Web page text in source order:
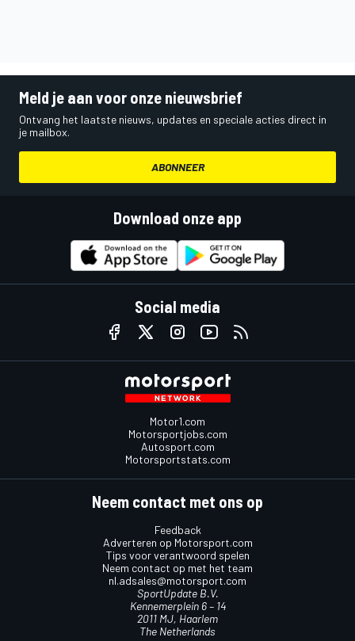
Meld je aan voor onze nieuwsbrief
Ontvang het laatste nieuws, updates en speciale acties direct in
je mailbox.
ABONNEER
Download onze app
Social media
Motor1.com
Motorsportjobs.com
Autosport.com
Motorsportstats.com
Neem contact met ons op
Feedback
Adverteren op Motorsport.com
Tips voor verantwoord spelen
Neem contact op met het team
nl.adsales@motorsport.com
SportUpdate B.V.
Kennemerplein 6 – 14
2011 MJ, Haarlem
The Netherlands